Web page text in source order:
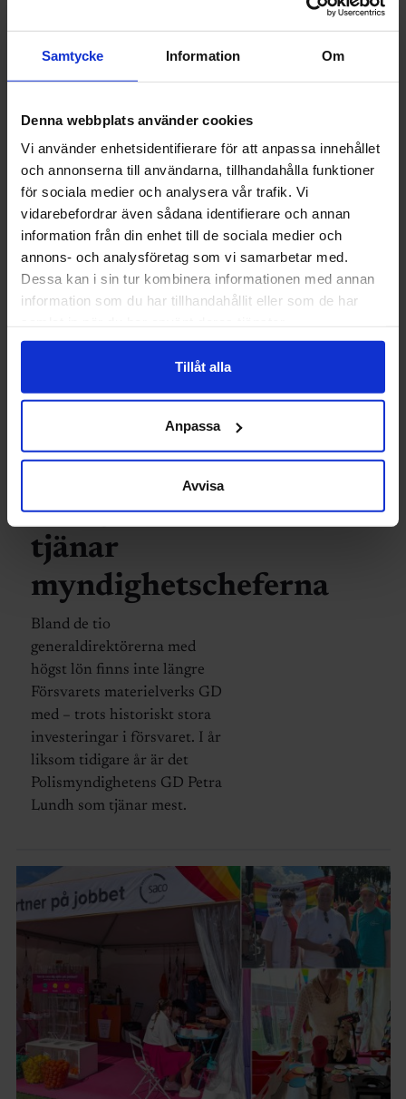
Samtycke Information Om
Denna webbplats använder cookies
Vi använder enhetsidentifierare för att anpassa innehållet
och annonserna till användarna, tillhandahålla funktioner
för sociala medier och analysera vår trafik. Vi
vidarebefordrar även sådana identifierare och annan
information från din enhet till de sociala medier och
annons- och analysföretag som vi samarbetar med.
Dessa kan i sin tur kombinera informationen med annan
information som du har tillhandahållit eller som de har
Tillåt alla
Anpassa
Avvisa
dIn där vi lägger ut lästips
Ingenjören är vi tillbaka den
Så mycket
tjänar
myndighetscheferna
Bland de tio
generaldirektörerna med
högst lön finns inte längre
Försvarets materielverks GD
med – trots historiskt stora
investeringar i försvaret. I år
liksom tidigare år är det
Polismyndighetens GD Petra
Lundh som tjänar mest.